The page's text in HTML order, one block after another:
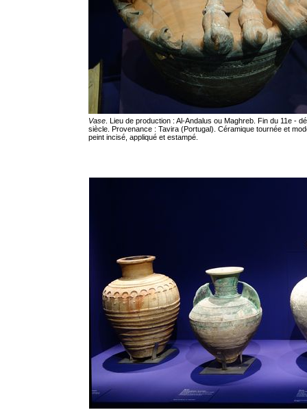
Vase . Lieu de production : Al-Andalus ou Maghreb. Fin du 11e -
siècle. Provenance : Tavira (Portugal). Céramique tournée et
peint incisé, appliqué et estampé.